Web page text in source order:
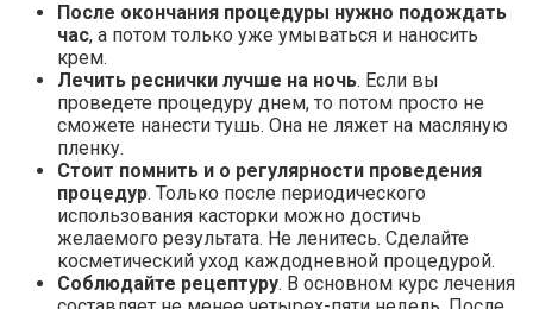
После окончания процедуры нужно подождать
час, а потом только уже умываться и наносить
крем.
Лечить реснички лучше на ночь. Если вы
проведете процедуру днем, то потом просто не
сможете нанести тушь. Она не ляжет на масляную
пленку.
Стоит помнить и о регулярности проведения
процедур. Только после периодического
использования касторки можно достичь
желаемого результата. Не ленитесь. Сделайте
косметический уход каждодневной процедурой.
Соблюдайте рецептуру. В основном курс лечения